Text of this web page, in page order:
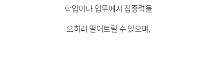
학업이나 업무에서 집중력을
오히려 떨어트릴 수 있으며,